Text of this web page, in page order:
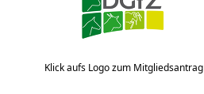
Klick aufs Logo zum Mitgliedsantrag